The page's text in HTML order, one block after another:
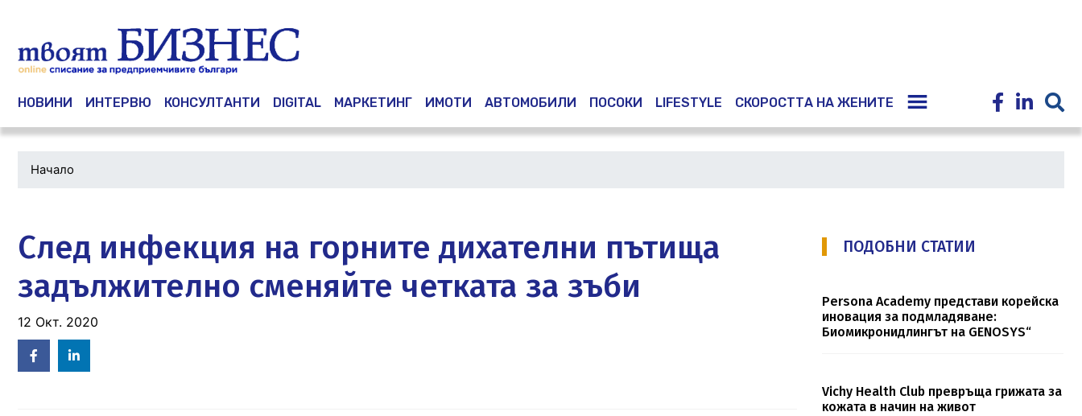
Main navigation
НОВИНИ ИНТЕРВЮ КОНСУЛТАНТИ DIGITAL МАРКЕТИНГ ИМОТИ АВТОМОБИЛИ ПОСОКИ LIFESTYLE СКОРОСТТА НА ЖЕНИТЕ
Начало
След инфекция на горните дихателни пътища
задължително сменяйте четката за зъби
12 Окт. 2020
Facebook
in
ПОДОБНИ СТАТИИ
Persona Academy представи корейска
иновация за подмладяване:
Биомикронидлингът на GENOSYS“
Vichy Health Club превръща грижата за
кожата в начин на живот